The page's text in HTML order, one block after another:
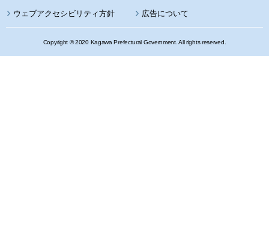
ウェブアクセシビリティ方針 広告について
Copyright © 2020 Kagawa Prefectural Government. All rights reserved.